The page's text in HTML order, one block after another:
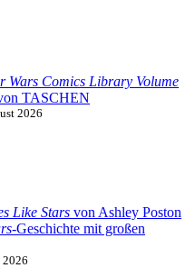
Wars Comics Library Volume
TASCHEN
2026
Like Stars von Ashley Poston
-Geschichte mit großen
2026